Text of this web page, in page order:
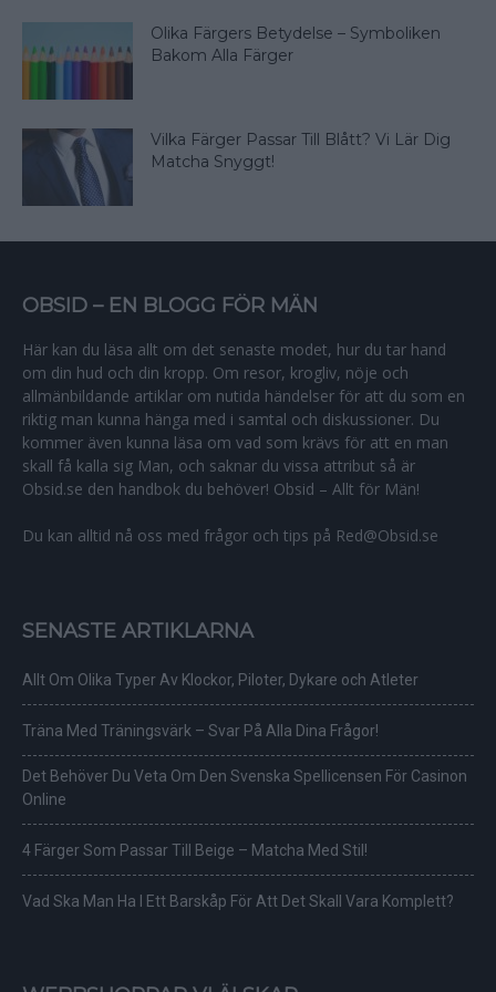
Olika Färgers Betydelse – Symboliken
Bakom Alla Färger
Vilka Färger Passar Till Blått? Vi Lär Dig
Matcha Snyggt!
OBSID – EN BLOGG FÖR MÄN
Här kan du läsa allt om det senaste modet, hur du tar hand
om din hud och din kropp. Om resor, krogliv, nöje och
allmänbildande artiklar om nutida händelser för att du som en
riktig man kunna hänga med i samtal och diskussioner. Du
kommer även kunna läsa om vad som krävs för att en man
skall få kalla sig Man, och saknar du vissa attribut så är
Obsid.se den handbok du behöver! Obsid – Allt för Män!
Du kan alltid nå oss med frågor och tips på Red@Obsid.se
SENASTE ARTIKLARNA
Allt Om Olika Typer Av Klockor, Piloter, Dykare och Atleter
Träna Med Träningsvärk – Svar På Alla Dina Frågor!
Det Behöver Du Veta Om Den Svenska Spellicensen För Casinon
Online
4 Färger Som Passar Till Beige – Matcha Med Stil!
Vad Ska Man Ha I Ett Barskåp För Att Det Skall Vara Komplett?